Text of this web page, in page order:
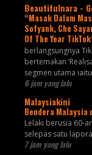
Beautifulnara -
“Masak Dalam
Sofyank, Che
Of The Year
berlangsungnya
bertemakan
segmen utama
6 jam yang lalu
Malaysiakini
Bendera
Lelaki berusia 60-
selepas satu
7 jam yang lalu